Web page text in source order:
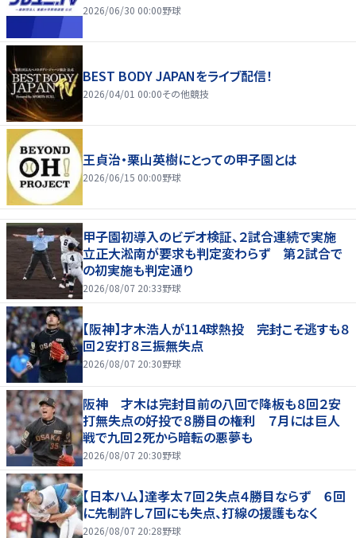
2026/06/30 00:00野球
BEST BODY JAPANをライブ配信！
2026/04/01 00:00その他競技
王貞治・栗山英樹にとっての甲子園とは
2026/06/15 00:00野球
甲子園初導入のビデオ検証、２試合連続で実施
立正大淞南が要求も判定変わらず 第２試合で
の初実施も判定通り
2026/08/07 20:33野球
【阪神】才木浩人が114球熱投 完封こそ逃すも８
回２安打８三振無失点
2026/08/07 20:30野球
阪神 才木は完封目前の八回で降板も８回２安
打無失点の好投で８勝目の権利 ７月には巨人
戦で九回２死から暗転の悪夢も
2026/08/07 20:30野球
【日本ハム】達孝太７回２失点４勝目ならず ６回
に先制許し７回にも失点、打線の援護もなく
2026/08/07 20:28野球